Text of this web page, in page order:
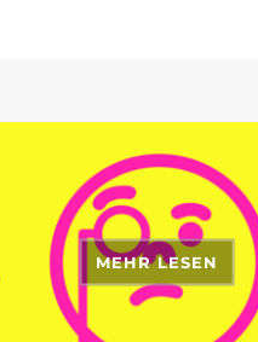
MEHR LESEN